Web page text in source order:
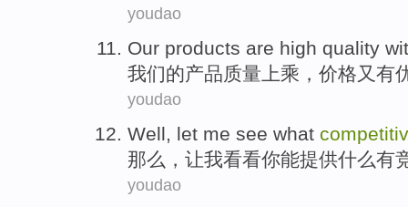
youdao
Our products are high quality
我们的产品质量 上乘 ，价格又 有
youdao
Well, let me see what
那么 ， 让我看看你能提供什么有
youdao